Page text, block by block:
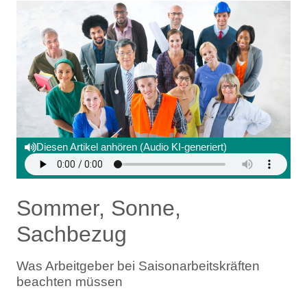
Diesen Artikel anhören (Audio KI-generiert)
Sommer, Sonne,
Sachbezug
Was Arbeitgeber bei Saisonarbeitskräften
beachten müssen